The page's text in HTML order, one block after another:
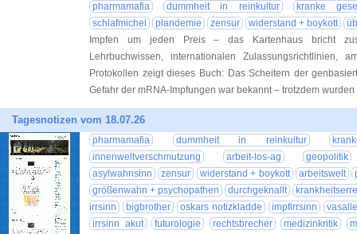
pharmamafia
dummheit in reinkultur
kranke
schlafmichel
plandemie zensur widerstand + boykott
Impfen um jeden Preis – das Kartenhaus bricht
Lehrbuchwissen, internationalen Zulassungsrichtlinien,
Protokollen zeigt dieses Buch: Das Scheitern der
Gefahr der mRNA-Impfungen war bekannt – trotzdem
Tagesnotizen vom 18.07.26
pharmamafia dummheit in reinkultur
innenweltverschmutzung
arbeit-los-ag
geopolitik
asylwahnsinn
zensur widerstand + boykott arbeitswelt
größenwahn + psychopathen
durchgeknallt
irrsinn
bigbrother oskars notizkladde impfirrsinn
irrsinn akut
futurologie rechtsbrecher medizinkritik